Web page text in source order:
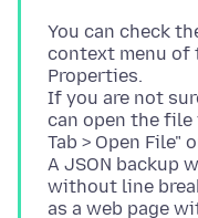
You can check
context menu of
Properties.
If you are not
can open the file
Tab > Open File"
A JSON backup
without line